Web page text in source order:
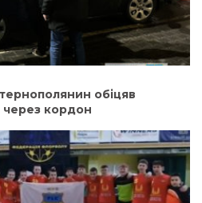
обіцяв
через кордон